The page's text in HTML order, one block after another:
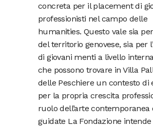
concreta per il placement di
professionisti nel campo delle
humanities. Questo vale sia
del territorio genovese, sia per
di giovani menti a livello
che possono trovare in Villa
delle Peschiere un contesto di
per la propria crescita
ruolo dell’arte contemporanea
guidate La Fondazione